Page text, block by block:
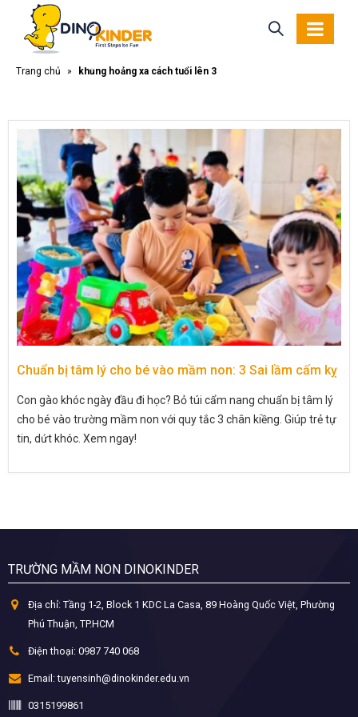
Trang chủ » khủng hoảng xa cách tuổi lên 3
Chuẩn bị tâm lý cho bé vào mầm non: 3 Sai lầm cấm kỵ
Con gào khóc ngày đầu đi học? Bỏ túi cẩm nang chuẩn bị tâm lý
cho bé vào trường mầm non với quy tắc 3 chân kiềng. Giúp trẻ tự
tin, dứt khóc. Xem ngay!
TRƯỜNG MẦM NON DINOKINDER
Địa chỉ: Tầng 1-2, Block 1 KDC La Casa, 89 Hoàng Quốc Việt, Phường
Phú Thuận, TP.HCM
Điện thoại: 0987 740 068
Email: tuyensinh@dinokinder.edu.vn
0315199861